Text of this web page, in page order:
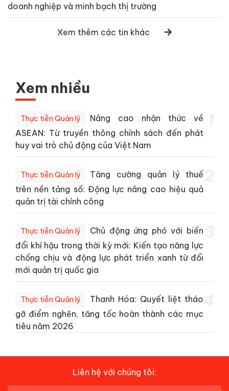
doanh nghiệp và minh bạch thị trường
Xem thêm các tin khác
Xem nhiều
Thực tiễn Quản lý
Nâng cao nhận thức về
ASEAN: Từ truyền thông chính sách đến phát
huy vai trò chủ động của Việt Nam
Thực tiễn Quản lý
Tăng cường quản lý thuế
trên nền tảng số: Động lực nâng cao hiệu quả
quản trị tài chính công
Thực tiễn Quản lý
Chủ động ứng phó với biến
đổi khí hậu trong thời kỳ mới: Kiến tạo năng lực
chống chịu và động lực phát triển xanh từ đổi
mới quản trị quốc gia
Thực tiễn Quản lý
Thanh Hóa: Quyết liệt tháo
gỡ điểm nghẽn, tăng tốc hoàn thành các mục
tiêu năm 2026
Liên hệ với chúng tôi: